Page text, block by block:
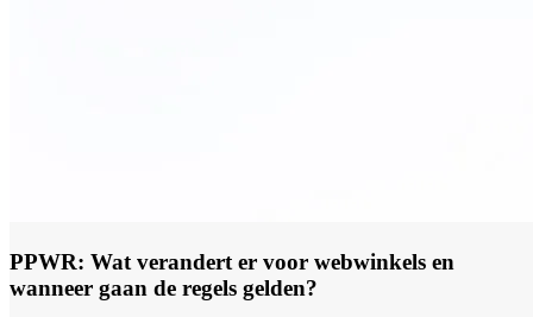
PPWR: Wat verandert er voor webwinkels en
wanneer gaan de regels gelden?